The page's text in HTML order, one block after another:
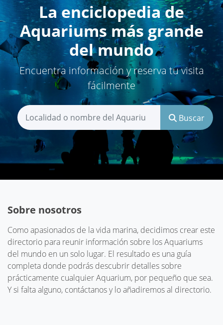
La enciclopedia de
Aquariums más grande
del mundo
Encuentra información y reserva tu visita
fácilmente
Buscar
Sobre nosotros
Como apasionados de la vida marina, decidimos crear este
directorio para reunir información sobre los Aquariums
del mundo en un solo lugar. El resultado es una guía
completa donde podrás descubrir detalles sobre
prácticamente cualquier Aquarium, por pequeño que sea.
Y si falta alguno, contáctanos y lo añadiremos al directorio.